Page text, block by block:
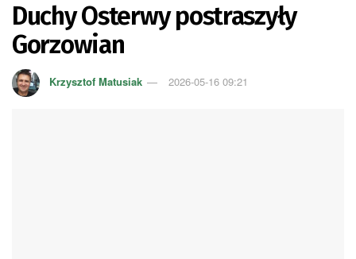
Duchy Osterwy postraszyły
Gorzowian
Krzysztof Matusiak 2026-05-16 09:21